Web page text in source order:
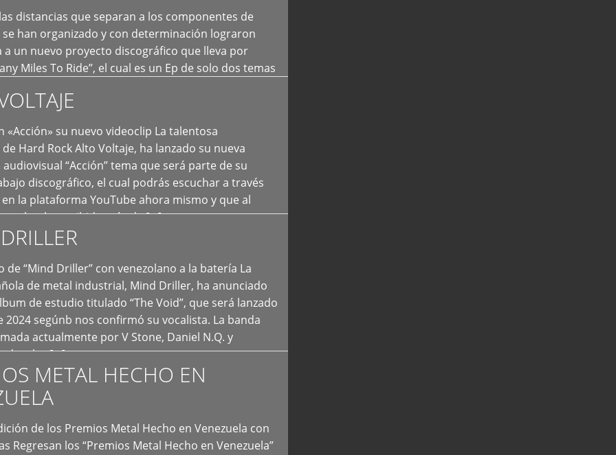
distancias que separan a los componentes de
se han organizado y con determinación lograron
a un nuevo proyecto discográfico que lleva por
Miles To Ride”, el cual es un Ep de solo dos temas
[…]
«Acción» su nuevo videoclip La talentosa
Hard Rock Alto Voltaje, ha lanzado su nueva
“Acción” tema que será parte de su
discográfico, el cual podrás escuchar a través
la plataforma YouTube ahora mismo y que al
ya ha recibido más de […]
de “Mind Driller” con venezolano a la batería La
de metal industrial, Mind Driller, ha anunciado
de estudio titulado “The Void”, que será lanzado
2024 segúnb nos confirmó su vocalista. La banda
actualmente por V Stone, Daniel N.Q. y
a las […]
METAL HECHO EN
de los Premios Metal Hecho en Venezuela con
Regresan los “Premios Metal Hecho en Venezuela”